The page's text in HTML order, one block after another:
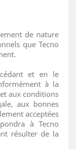
de nature
que Tecno
et en le
à la
aux conditions
aux bonnes
acceptées
à Tecno
résulter de la